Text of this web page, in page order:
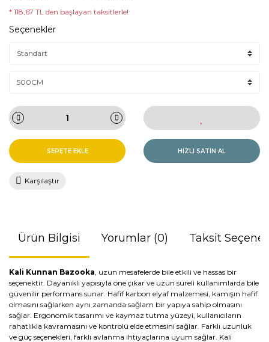
* 118,67 TL den başlayan taksitlerle!
Seçenekler
SEPETE EKLE HIZLI SATIN AL
Karşılaştır
Ürün Bilgisi Yorumlar (0) Taksit
Kali Kunnan Bazooka, uzun mesafelerde bile etkili ve hassas bir
seçenektir. Dayanıklı yapısıyla öne çıkar ve uzun süreli kullanımlarda bile
güvenilir performans sunar. Hafif karbon elyaf malzemesi, kamışın hafif
olmasını sağlarken aynı zamanda sağlam bir yapıya sahip olmasını
sağlar. Ergonomik tasarımı ve kaymaz tutma yüzeyi, kullanıcıların
rahatlıkla kavramasını ve kontrolü elde etmesini sağlar. Farklı uzunluk
ve güç seçenekleri, farklı avlanma ihtiyaçlarına uyum sağlar. Kali